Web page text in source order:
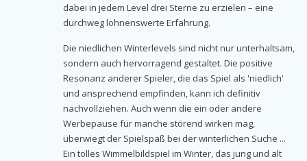
dabei in jedem Level drei Sterne zu erzielen – eine
durchweg lohnenswerte Erfahrung.
Die niedlichen Winterlevels sind nicht nur unterhaltsam,
sondern auch hervorragend gestaltet. Die positive
Resonanz anderer Spieler, die das Spiel als 'niedlich'
und ansprechend empfinden, kann ich definitiv
nachvollziehen. Auch wenn die ein oder andere
Werbepause für manche störend wirken mag,
überwiegt der Spielspaß bei der winterlichen Suche ...
Ein tolles Wimmelbildspiel im Winter, das jung und alt